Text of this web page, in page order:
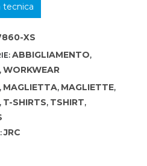
tecnica
XS
ABBIGLIAMENTO,
, WORKWEAR
, MAGLIETTA, MAGLIETTE,
, T-SHIRTS, TSHIRT,
JRC